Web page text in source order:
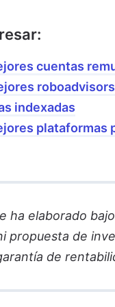
cuentas
indexadas
plataformas
ha elaborado
propuesta de
de